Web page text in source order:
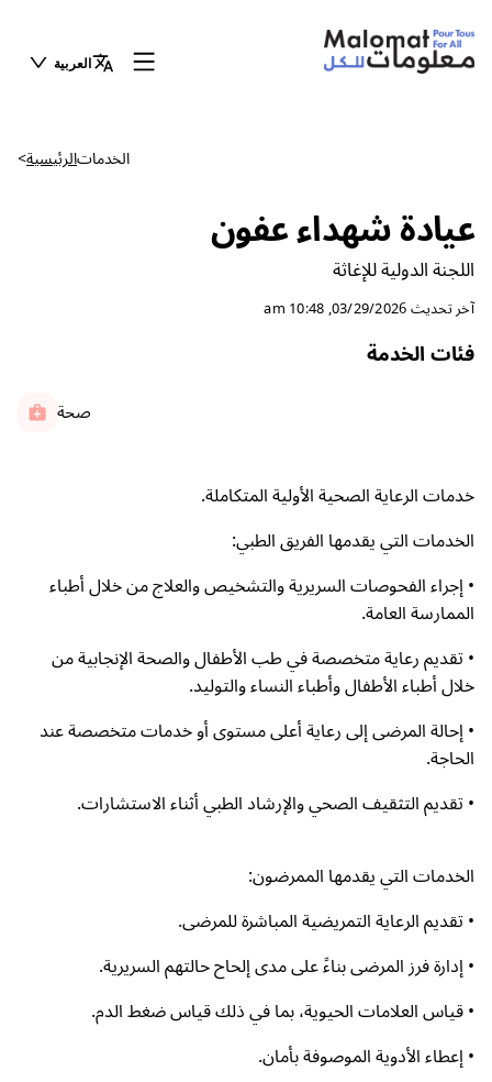
العربية
الرئيسية> الخدمات
عيادة شهداء عفون
اللجنة الدولية للإغاثة
آخر تحديث03/29/2026, 10:48 am
فئات الخدمة
صحة
خدمات الرعاية الصحية الأولية المتكاملة.
الخدمات التي يقدمها الفريق الطبي:
• إجراء الفحوصات السريرية والتشخيص والعلاج من خلال أطباء
الممارسة العامة.
• تقديم رعاية متخصصة في طب الأطفال والصحة الإنجابية من
خلال أطباء الأطفال وأطباء النساء والتوليد.
• إحالة المرضى إلى رعاية أعلى مستوى أو خدمات متخصصة عند
الحاجة.
• تقديم التثقيف الصحي والإرشاد الطبي أثناء الاستشارات.
الخدمات التي يقدمها الممرضون:
• تقديم الرعاية التمريضية المباشرة للمرضى.
• إدارة فرز المرضى بناءً على مدى إلحاح حالتهم السريرية.
• قياس العلامات الحيوية، بما في ذلك قياس ضغط الدم.
• إعطاء الأدوية الموصوفة بأمان.